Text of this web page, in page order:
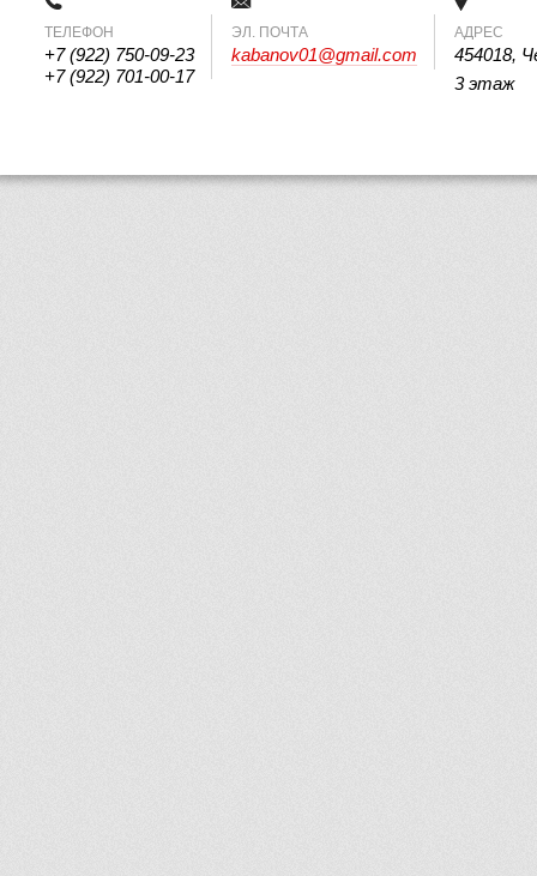
ТЕЛЕФОН
+7 (922) 750-09-23
+7 (922) 701-00-17
ЭЛ. ПОЧТА
kabanov01@gmail.com
АДРЕС
454018,
3 этаж